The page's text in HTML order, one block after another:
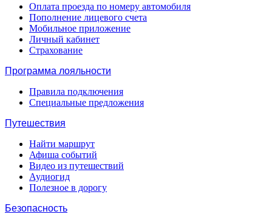
Оплата проезда по номеру автомобиля
Пополнение лицевого счета
Мобильное приложение
Личный кабинет
Страхование
Программа лояльности
Правила подключения
Специальные предложения
Путешествия
Найти маршрут
Афиша событий
Видео из путешествий
Аудиогид
Полезное в дорогу
Безопасность